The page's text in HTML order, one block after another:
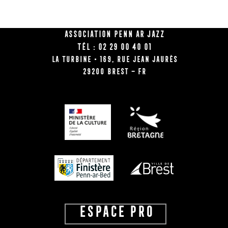
Association Penn Ar Jazz
Tél : 02 29 00 40 01
La Turbine • 169, rue Jean Jaurès
29200 BREST – FR
ESPACE PRO